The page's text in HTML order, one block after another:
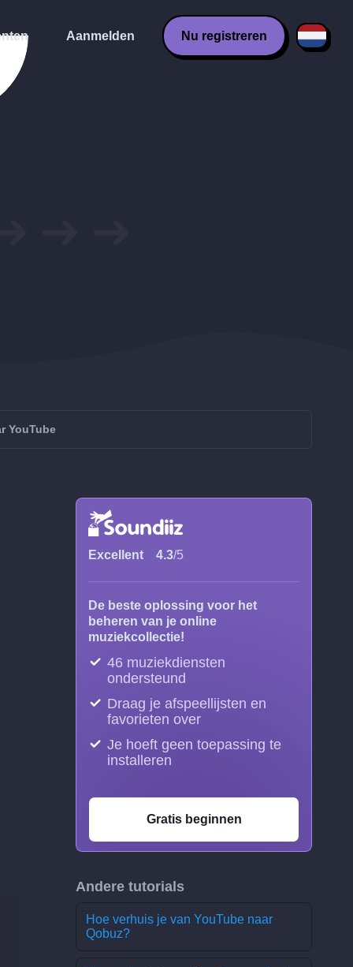
Aanmelden Nu registreren
YouTube
Excellent 4.3/5
De beste oplossing voor het
beheren van je online
muziekcollectie!
46 muziekdiensten
ondersteund
Draag je afspeellijsten en
favorieten over
Je hoeft geen toepassing te
installeren
Gratis beginnen
Andere tutorials
Hoe verhuis je van YouTube naar
Qobuz?